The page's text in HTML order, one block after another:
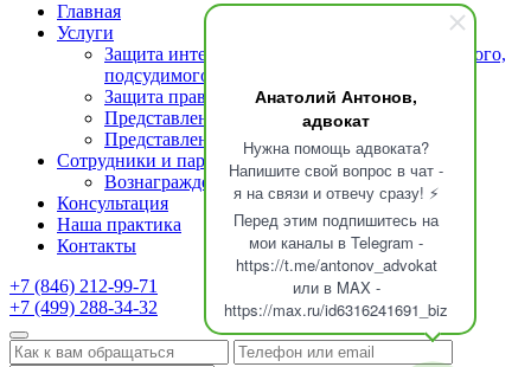
Анатолий Антонов,
адвокат
Нужна помощь адвоката?
Напишите свой вопрос в чат -
я на связи и отвечу сразу! ⚡
Перед этим подпишитесь на
мои каналы в Telegram -
https://t.me/antonov_advokat
или в MAX -
https://max.ru/id6316241691_biz
Главная
Услуги
Защита интересов подозреваемого (обвиняемого,
подсудимого)
Защита прав свидетелей
Представление интересов потерпевшего
Представление интересов осужденных
Сотрудники и партнеры
Вознаграждение адвоката
Консультация
Наша практика
Контакты
+7 (846) 212-99-71
+7 (499) 288-34-32